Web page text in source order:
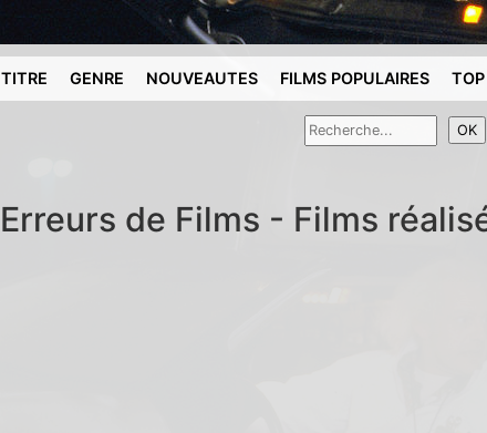
TITRE GENRE NOUVEAUTES FILMS POPULAIRES
Erreurs de Films - Films